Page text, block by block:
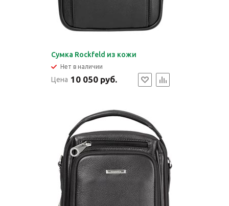
Cумка Rockfeld из кожи
Нет в наличии
Цена 10 050 руб.